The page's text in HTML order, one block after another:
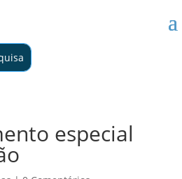
especial